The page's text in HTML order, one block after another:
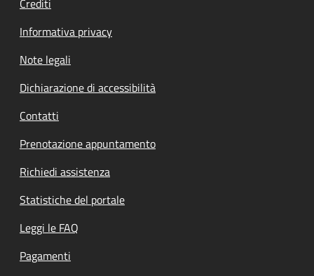
Informativa privacy
Note legali
Dichiarazione di accessibilità
Contatti
Prenotazione appuntamento
Richiedi assistenza
Statistiche del portale
Leggi le FAQ
Pagamenti